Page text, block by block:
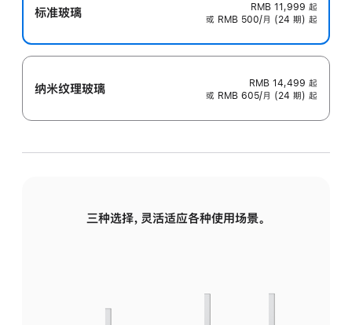
标准玻璃 RMB 11,999 起
或 RMB 500/月 (24 期) 起
纳米纹理玻璃 RMB 14,499 起
或 RMB 605/月 (24 期) 起
三种选择，灵活适应各种使用场景。